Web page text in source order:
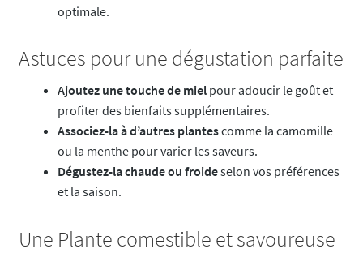
optimale.
Astuces pour une dégustation parfaite
Ajoutez une touche de mielpour adoucir le goût et
profiter des bienfaits supplémentaires.
Associez-la à d’autres plantescomme la camomille
ou la menthe pour varier les saveurs.
Dégustez-la chaude ou froideselon vos préférences
et la saison.
Une Plante comestible et savoureuse